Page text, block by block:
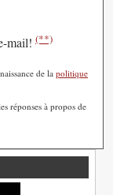
mail! (**)
de la politique
réponses à propos de